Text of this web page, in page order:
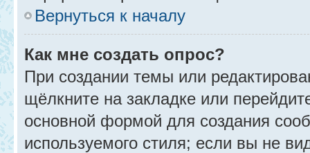
Вернуться к началу
Как мне создать опрос?
При создании темы или
щёлкните на закладке или
основной формой для создания
используемого стиля; если вы не